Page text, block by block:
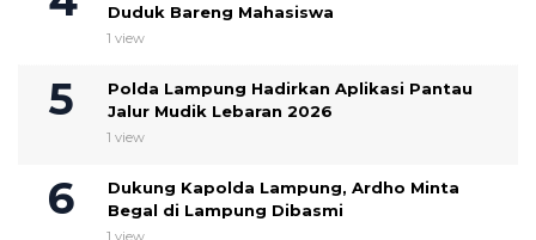
Duduk Bareng Mahasiswa
1 view
Polda Lampung Hadirkan Aplikasi Pantau
Jalur Mudik Lebaran 2026
1 view
Dukung Kapolda Lampung, Ardho Minta
Begal di Lampung Dibasmi
1 view